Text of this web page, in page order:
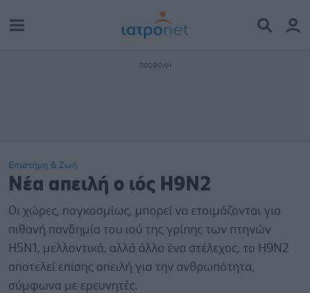
Επιστήμη & Ζωή
Νέα απειλή ο ιός Η9Ν2
Οι χώρες, παγκοσμίως, μπορεί να ετοιμάζονται για
πιθανή πανδημία του ιού της γρίπης των πτηνών
H5N1, μελλοντικά, αλλά άλλο ένα στέλεχος, το Η9Ν2
αποτελεί επίσης απειλή για την ανθρωπότητα,
σύμφωνα με ερευνητές.